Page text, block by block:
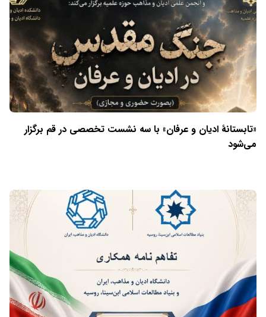
«تابستانهٔ ادیان و عرفان» با سه نشست تخصصی در قم برگزار
می‌شود